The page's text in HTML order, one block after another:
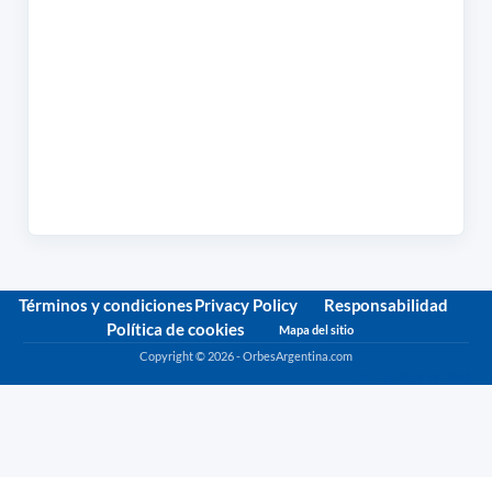
Términos y condicionesPrivacy Policy
Responsabilidad
Política de cookies
Mapa del sitio
Copyright © 2026 - OrbesArgentina.com